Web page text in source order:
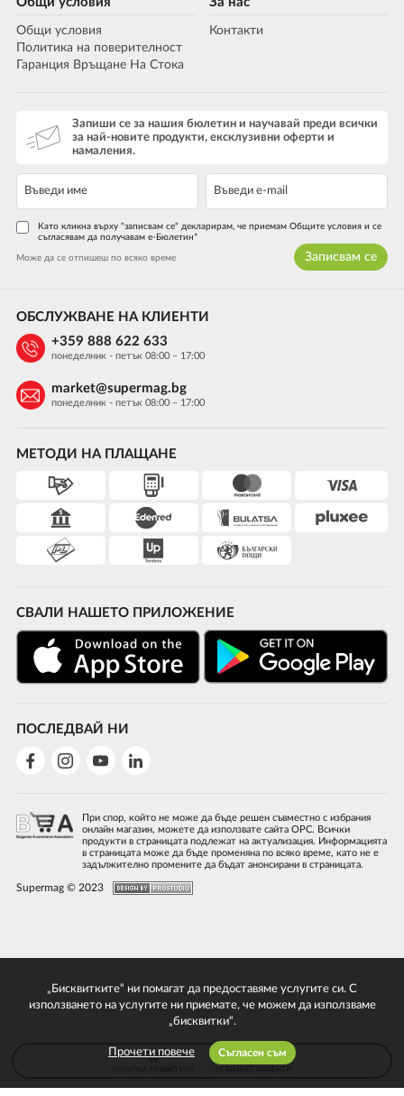
Общи условия
Политика на поверителност
Гаранция Връщане На Стока
Контакти
Запиши се за нашия бюлетин и научавай преди всички
за най-новите продукти, ексклузивни оферти и
намаления.
Като кликна върху "записвам се" декларирам, че приемам Общите условия и се
съгласявам да получавам е-Бюлетин*
Може да се отпишеш по всяко време Записвам се
МЕТОДИ НА ПЛАЩАНЕ
СВАЛИ НАШЕТО ПРИЛОЖЕНИЕ
ПОСЛЕДВАЙ НИ
ОБСЛУЖВАНЕ НА КЛИЕНТИ
+359 888 622 633
понеделник - петък 08:00 – 17:00
market@supermag.bg
понеделник - петък 08:00 – 17:00
При спор, който не може да бъде решен съвместно с избрания
онлайн магазин, можете да използвате сайта ОРС. Всички
продукти в страницата подлежат на актуализация. Информацията
в страницата може да бъде променяна по всяко време, като не е
задължително промените да бъдат анонсирани в страницата.
Supermag © 2023
„Бисквитките“ ни помагат да предоставяме услугите си. С
използването на услугите ни приемате, че можем да използваме
„бисквитки“.
Прочети повече Съгласен съм